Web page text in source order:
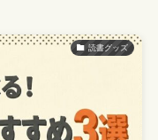
読書グッズ